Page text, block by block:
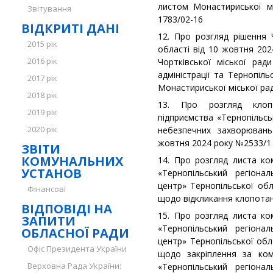
Звітування
ВІДКРИТІ ДАНІ
2015 рік
2016 рік
2017 рік
2018 рік
2019 рік
2020 рік
ЗВІТИ
КОМУНАЛЬНИХ
УСТАНОВ
Фінансові
ВІДПОВІДІ НА
ЗАПИТИ
ОБЛАСНОЇ РАДИ
Офіс Президента України
Верховна Рада України:
листом Монастириської
1783/02-16
12. Про розгляд рішення
області від 10 жовтня
Чортківської міської
адміністрації та
Монастириської міської
13. Про розгляд
підприємства
небезпечних
жовтня 2024 року №2533/
14. Про розгляд листа
«Тернопільський
центр» Тернопільської
щодо відкликання
15. Про розгляд листа
«Тернопільський
центр» Тернопільської
щодо закріплення за
«Тернопільський